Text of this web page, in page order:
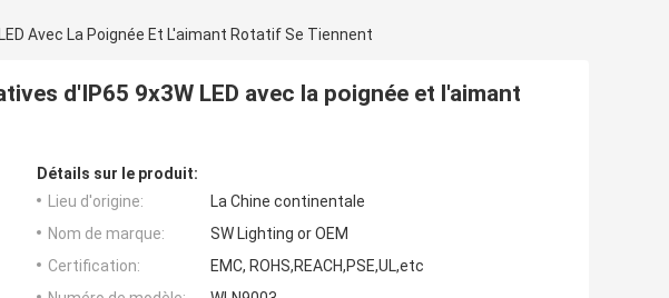
Avec La Poignée Et L'aimant Rotatif Se Tiennent
d'IP65 9x3W LED avec la poignée et l'aimant
Détails sur le produit:
Lieu d'origine:
La Chine continentale
Nom de marque:
SW Lighting or OEM
Certification:
EMC, ROHS,REACH,PSE,UL,etc